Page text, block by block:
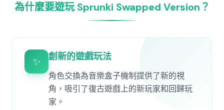
為什麼要遊玩 Sprunki Swapped Version？
✨ 創新的遊戲玩法
角色交換為音樂盒子機制提供了新的視
角，吸引了復古遊戲上的新玩家和回歸玩
家。